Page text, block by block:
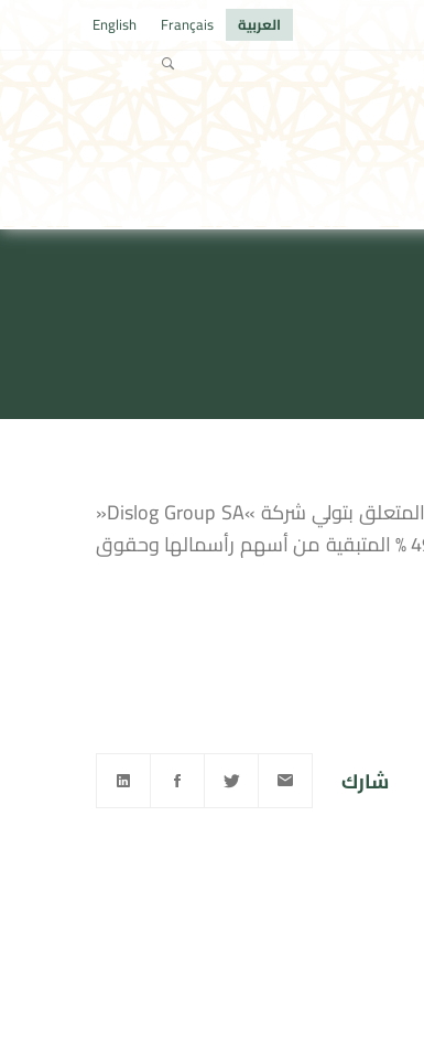
العربية Français
English
قرار لمجلس المنافسة عدد 5/ق/ 2024 صادر في 6 رجب 1445 ( 18 يناير 2024 ) المتعلق بتولي شركة »Dislog Group SA«
المراقبة الحصرية المباشرة لشركة «Cultures de France SAS» ، عبر اقتناء نسبة 49 % المتبقية من أسهم رأسمالها وحقوق
شارك